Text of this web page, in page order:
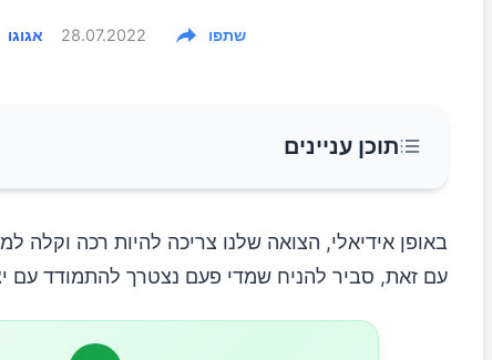
אגוגו 28.07.2022 שתפו
תוכן עניינים
מה הסיבה לצואה קשה
באופן אידיאלי, הצואה שלנו צריכה להיות רכה וקלה
עם זאת, סביר להניח שמדי פעם נצטרך להתמודד עם